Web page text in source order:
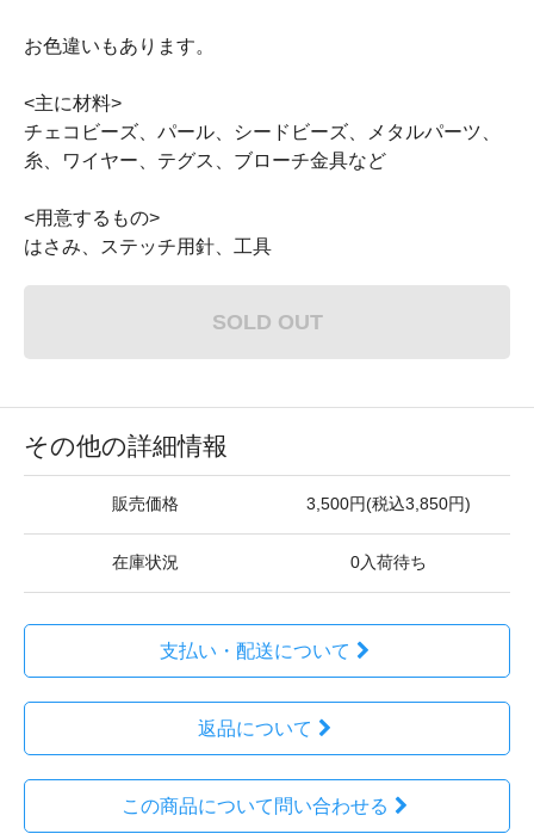
お色違いもあります。
<主に材料>
チェコビーズ、パール、シードビーズ、メタルパーツ、
糸、ワイヤー、テグス、ブローチ金具など
<用意するもの>
はさみ、ステッチ用針、工具
SOLD OUT
その他の詳細情報
販売価格 3,500円(税込3,850円)
在庫状況 0入荷待ち
支払い・配送について
返品について
この商品について問い合わせる